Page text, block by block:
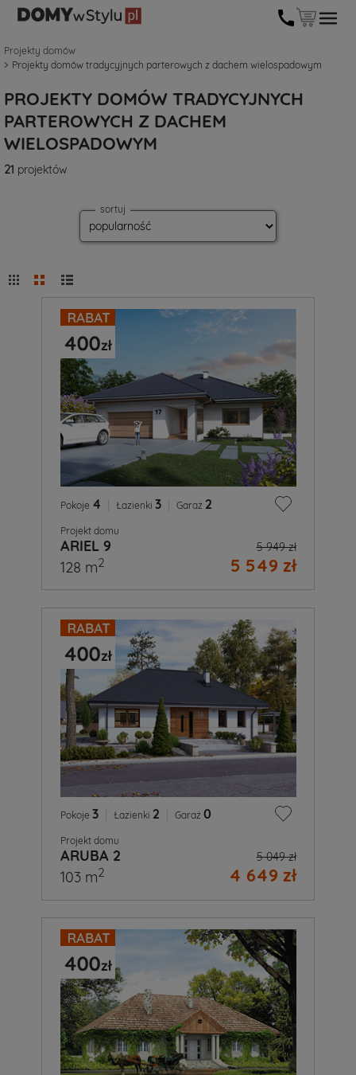
Projekty domów
Projekty domów tradycyjnych parterowych z dachem wielospadowym
PROJEKTY DOMÓW TRADYCYJNYCH
PARTEROWYCH Z DACHEM
WIELOSPADOWYM
21 projektów
sortuj
Pokoje 4 Łazienki 3 Garaż 2
Projekt domu
ARIEL 9 5 949 zł
5 549 zł
128 m2
Pokoje 3 Łazienki 2 Garaż 0
Projekt domu
ARUBA 2 5 049 zł
4 649 zł
103 m2